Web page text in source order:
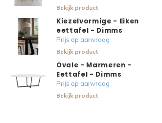
Bekijk product
Kiezelvormige - Eiken
eettafel - Dimms
Prijs op aanvraag
Bekijk product
Ovale - Marmeren -
Eettafel - Dimms
Prijs op aanvraag
Bekijk product